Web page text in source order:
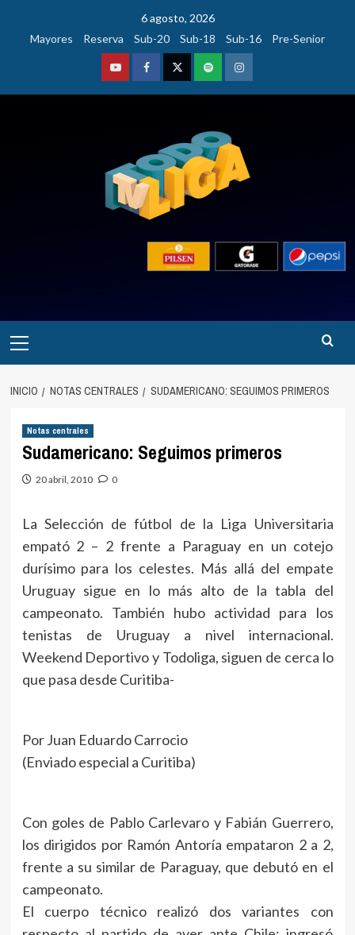
contenido
6 agosto, 2026
Mayores
Reserva Sub-20 Sub-18 Sub-16 Pre-Senior
YoutubeFacebookTwitterPodcastInstagram
principal
INICIO NOTAS CENTRALES SUDAMERICANO: SEGUIMOS PRIMEROS
Notas centrales
Sudamericano: Seguimos primeros
20 abril, 2010 0
La Selección de fútbol de la Liga Universitaria
empató 2 – 2 frente a Paraguay en un cotejo
durísimo para los celestes. Más allá del empate
Uruguay sigue en lo más alto de la tabla del
campeonato. También hubo actividad para los
tenistas de Uruguay a nivel internacional.
Weekend Deportivo y Todoliga, siguen de cerca lo
que pasa desde Curitiba-
Por Juan Eduardo Carrocio
(Enviado especial a Curitiba)
Con goles de Pablo Carlevaro y Fabián Guerrero,
los dirigidos por Ramón Antoría empataron 2 a 2,
frente a su similar de Paraguay, que debutó en el
campeonato.
El cuerpo técnico realizó dos variantes con